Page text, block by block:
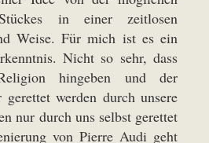
in einer zeitlosen
Weise. Für mich ist es ein
Nicht so sehr, dass
hingeben und der
werden durch unsere
nur durch uns selbst gerettet
von Pierre Audi geht